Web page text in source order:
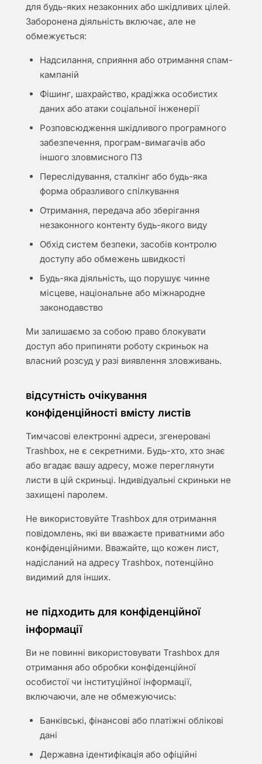
для будь-яких незаконних або шкідливих цілей.
Заборонена діяльність включає, але не
обмежується:
Надсилання, сприяння або отримання спам-
кампаній
Фішинг, шахрайство, крадіжка особистих
даних або атаки соціальної інженерії
Розповсюдження шкідливого програмного
забезпечення, програм-вимагачів або
іншого зловмисного ПЗ
Переслідування, сталкінг або будь-яка
форма образливого спілкування
Отримання, передача або зберігання
незаконного контенту будь-якого виду
Обхід систем безпеки, засобів контролю
доступу або обмежень швидкості
Будь-яка діяльність, що порушує чинне
місцеве, національне або міжнародне
законодавство
Ми залишаємо за собою право блокувати
доступ або припиняти роботу скриньок на
власний розсуд у разі виявлення зловживань.
відсутність очікування
конфіденційності вмісту листів
Тимчасові електронні адреси, згенеровані
Trashbox, не є секретними. Будь-хто, хто знає
або вгадає вашу адресу, може переглянути
листи в цій скриньці. Індивідуальні скриньки не
захищені паролем.
Не використовуйте Trashbox для отримання
повідомлень, які ви вважаєте приватними або
конфіденційними. Вважайте, що кожен лист,
надісланий на адресу Trashbox, потенційно
видимий для інших.
не підходить для конфіденційної
інформації
Ви не повинні використовувати Trashbox для
отримання або обробки конфіденційної
особистої чи інституційної інформації,
включаючи, але не обмежуючись:
Банківські, фінансові або платіжні облікові
дані
Державна ідентифікація або офіційні